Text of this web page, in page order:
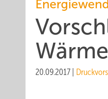
20.09.2017